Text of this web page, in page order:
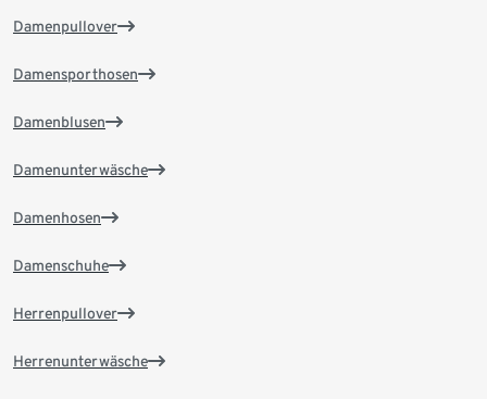
Damenpullover
Damensporthosen
Damenblusen
Damenunterwäsche
Damenhosen
Damenschuhe
Herrenpullover
Herrenunterwäsche